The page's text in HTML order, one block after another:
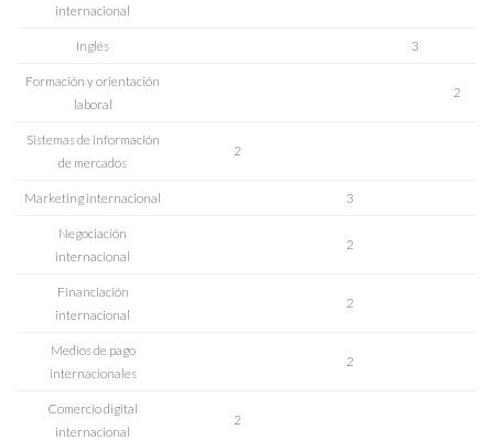
internacional
Inglés 3
Formación y orientación
laboral
2
Sistemas de información
de mercados
2
Marketing internacional 3
Negociación
internacional
2
Financiación
internacional
2
Medios de pago
internacionales
2
Comercio digital
internacional
2